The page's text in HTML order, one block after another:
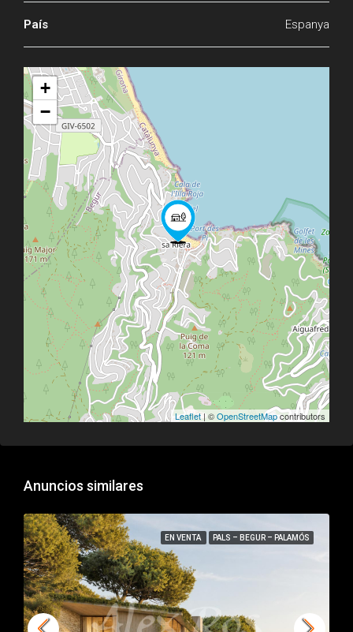
País Espanya
+
−
Leaflet| ©OpenStreetMapcontributors
Anuncios similares
EN VENTA PALS – BEGUR – PALAMÓS